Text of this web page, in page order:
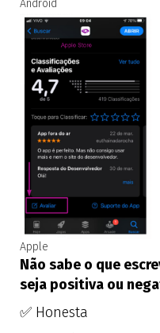
Android
Apple
Não sabe o que
seja positiva ou
✅ Honesta